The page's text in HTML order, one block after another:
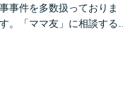
事事件を多数扱っておりま
す。「ママ友」に相談するよ